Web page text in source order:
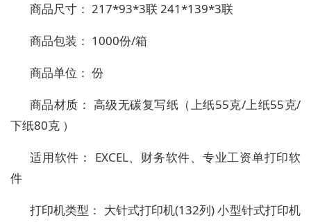
商品尺寸： 217*93*3联 241*139*3联
商品包装： 1000份/箱
商品单位： 份
商品材质： 高级无碳复写纸（上纸55克/上纸55克/
下纸80克 ）
适用软件： EXCEL、财务软件、专业工资单打印软
件
打印机类型： 大针式打印机(132列) 小型针式打印机